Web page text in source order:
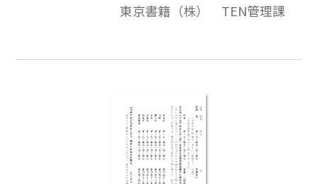
東京書籍（株） TEN管理課